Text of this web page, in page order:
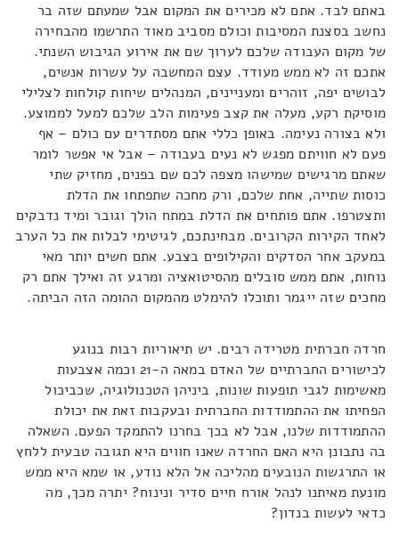
באתם לבד. אתם לא מכירים את המקום אבל שמעתם שזה בר
נחשב בסצנת המסיבות וכולם מסביב מאוד התרשמו מהבחירה
של מקום העבודה שלכם לערוך שם את אירוע הגיבוש השנתי.
אתכם זה לא ממש מעודד. עצם המחשבה על עשרות אנשים,
לבושים יפה, זוהרים ומעניינים, המנהלים שיחות קולחות לצלילי
מוסיקת רקע, מעלה את קצב פעימות הלב שלכם למעל לממוצע.
ולא בצורה נעימה. באופן כללי אתם מסתדרים עם כולם – אף
פעם לא חוויתם מפגש לא נעים בעבודה – אבל אי אפשר לומר
שאתם מרגישים שמישהו מצפה לכם שם בפנים, מחזיק שתי
כוסות שתייה, אחת שלכם, ורק מחכה שתפתחו את הדלת
ותצטרפו. אתם פותחים את הדלת במתח הולך וגובר ומיד נדבקים
לאחד הקירות הקרובים. מבחינתכם, לגיטימי לבלות את כל הערב
במעקב אחר הסדקים והקילופים בצבע. אתם חשים יותר מאי
נוחות, אתם ממש סובלים מהסיטואציה ומרגע זה ואילך אתם רק
מחכים שזה ייגמר ותוכלו להימלט מהמקום ההומה הזה הביתה.
חרדה חברתית מטרידה רבים. יש תיאוריות רבות בנוגע
לכישורים החברתיים של האדם במאה ה-21 וכמה אצבעות
מאשימות לגבי תופעות שונות, ביניהן הטכנולוגיה, שכביכול
הפחיתו את ההתמודדות החברתית ובעקבות זאת את יכולת
ההתמודדות שלנו, אבל לא בכך בחרנו להתמקד הפעם. השאלה
בה נתבונן היא האם החרדה שאנו חווים היא תגובה טבעית ללחץ
או התרגשות הנובעים מהליכה אל הלא נודע, או שמא היא ממש
מונעת מאיתנו לנהל אורח חיים סדיר ונינוח? יתרה מכך, מה
כדאי לעשות בנדון?